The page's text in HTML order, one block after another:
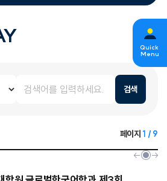
검색
페이지 1 / 9
Quick
Menu